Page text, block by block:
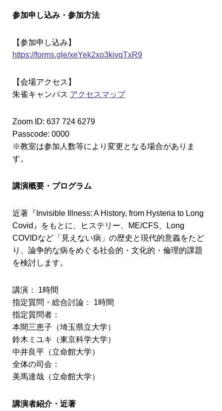
参加申し込み・参加方法
【参加申し込み】
https://forms.gle/xeYek2xo3kivqTxR9
【会場アクセス】
朱雀キャンパス アクセスマップ
Zoom ID: 637 724 6279
Passcode: 0000
※教室は参加人数等により変更となる場合がありま
す。
講演概要・プログラム
近著『Invisible Illness: A History, from Hysteria to Long
Covid』をもとに、ヒステリー、ME/CFS、Long
COVIDなど「見えない病」の歴史と現代的意義をたど
り、論争的な病をめぐる社会的・文化的・倫理的課題
を検討します。
講演： 1時間
指定質問・総合討論： 1時間
指定質問者：
本間三恵子（埼玉県立大学）
鈴木ミユキ（東京科学大学）
中井良平（立命館大学）
全体の司会：
美馬達哉（立命館大学）
講演者紹介・近著